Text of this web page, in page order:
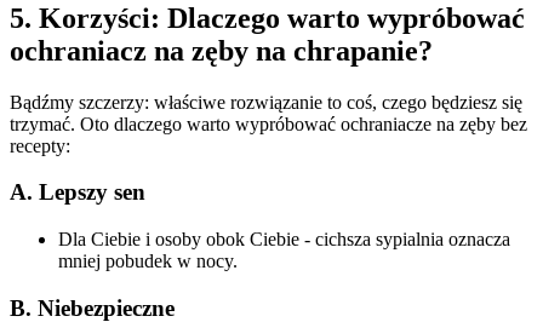
5. Korzyści: Dlaczego warto wypróbować
ochraniacz na zęby na chrapanie?
Bądźmy szczerzy: właściwe rozwiązanie to coś, czego będziesz się
trzymać. Oto dlaczego warto wypróbować ochraniacze na zęby bez
recepty:
A. Lepszy sen
Dla Ciebie i osoby obok Ciebie - cichsza sypialnia oznacza
mniej pobudek w nocy.
B. Niebezpieczne